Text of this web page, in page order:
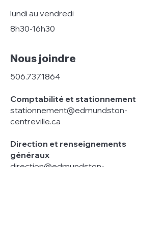
lundi au vendredi
8h30-16h30
Nous joindre
506.737.1864
Comptabilité et stationnement
stationnement@edmundston-
centreville.ca
Direction et renseignements
généraux
direction@edmundston-